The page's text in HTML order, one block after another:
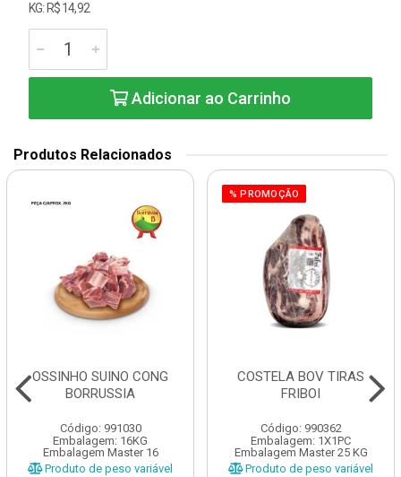
KG: R$ 14,92
Adicionar ao Carrinho
Produtos Relacionados
OSSINHO SUINO CONG
BORRUSSIA
Código: 991030
Embalagem: 16KG
Embalagem Master 16
Produto de peso variável
% PROMOÇÃO
COSTELA BOV TIRAS
FRIBOI
Código: 990362
Embalagem: 1X1PC
Embalagem Master 25 KG
Produto de peso variável